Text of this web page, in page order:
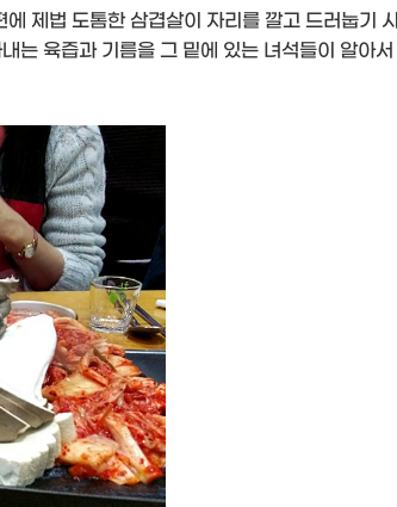
제법 도톰한 삼겹살이 자리를 깔고 드러눕기 시
는 육즙과 기름을 그 밑에 있는 녀석들이 알아서